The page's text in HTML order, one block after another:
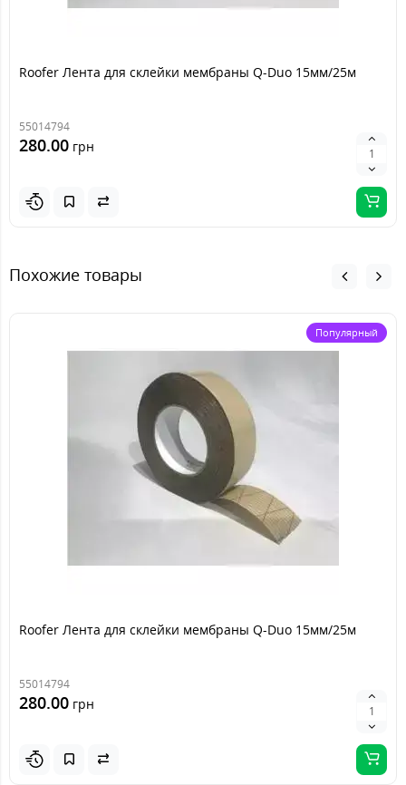
Roofer Лента для склейки мембраны Q-Duo 15мм/25м
55014794
280.00 грн
Похожие товары
Популярный
Roofer Лента для склейки мембраны Q-Duo 15мм/25м
55014794
280.00 грн